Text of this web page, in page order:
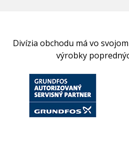
Divízia obchodu má vo
výrobky